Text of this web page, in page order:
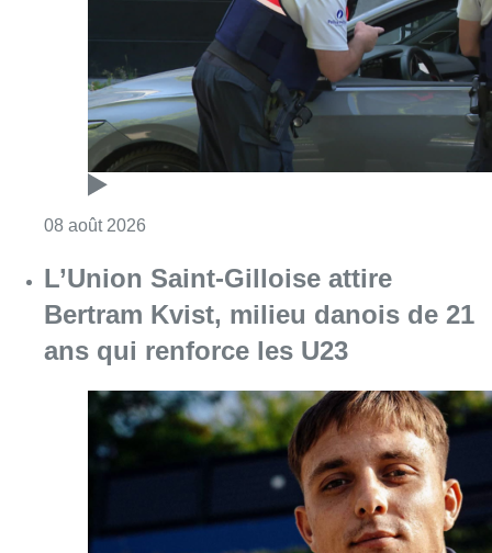
08 août 2026
L’Union Saint-Gilloise attire
Bertram Kvist, milieu danois de 21
ans qui renforce les U23